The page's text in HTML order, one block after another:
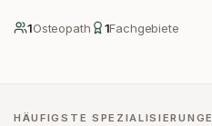
1Osteopath 1Fachgebiete
HÄUFIGSTE